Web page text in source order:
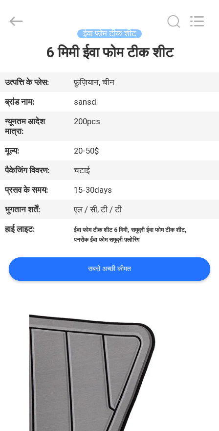
उत्पादों
वीडियो
हमारे
बारे
कारखाना
भ्रमण
गुणवत्ता
नियंत्रण
समाचार
उद्धरण
Co.,Ltd.
ईवा फोम टीक शीट
6 मिमी ईवा फोम टीक शीट
उत्पत्ति के प्लेस:
फ़ुज़ियान, चीन
ब्रांड नाम:
sansd
न्यूनतम आदेश
मात्रा:
200pcs
मूल्य:
20-50$
पैकेजिंग विवरण:
चटाई
प्रसव के समय:
15-30days
भुगतान शर्तें:
एल / सी, टी / टी
हाई लाइट:
ईवा फोम टीक शीट 6 मिमी,समुद्री ईवा फोम टीक शीट,
पनरोक ईवा फोम समुद्री फ़्लोरिंग
सबसे अच्छी कीमत